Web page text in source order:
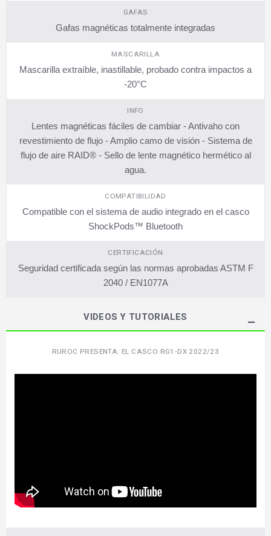
GAFAS
Gafas magnéticas totalmente integradas
MASCARILLA
Mascarilla extraíble, inastillable, probado contra impactos a
-20°C
INFO
Lentes magnéticas fáciles de cambiar - Antivaho con
revestimiento de flujo - Amplio camo de visión - Sistema de
flujo de aire RAID® - Sello de lente magnético hermético al
agua.
COMPATIBILIDAD
Compatible con el sistema de audio integrado en el casco
ShockPods™ Bluetooth
CERTIFICACIÓN
Seguridad certificada según las normas aprobadas ASTM F
2040 / EN1077A
VIDEOS Y TUTORIALES
RUROC PRESENTA: EL CASCO RG1-DX 2022/23